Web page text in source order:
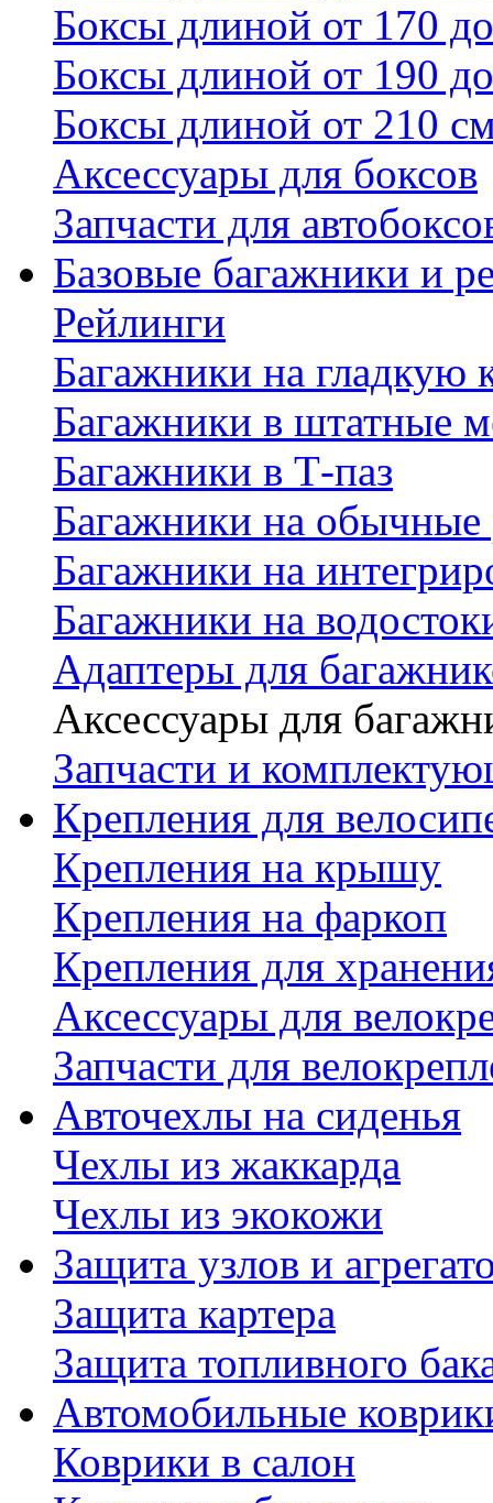
Боксы длиной от 170
Боксы длиной от 190
Боксы длиной от 210
Аксессуары для боксов
Запчасти для
Базовые багажники и
Рейлинги
Багажники на гладкую
Багажники в штатные
Багажники в Т-паз
Багажники на обычные
Багажники на
Багажники на
Адаптеры для
Аксессуары для
Запчасти и
Крепления для
Крепления на крышу
Крепления на фаркоп
Крепления для
Аксессуары для
Запчасти для
Авточехлы на сиденья
Чехлы из жаккарда
Чехлы из экокожи
Защита узлов и
Защита картера
Защита топливного
Автомобильные
Коврики в салон